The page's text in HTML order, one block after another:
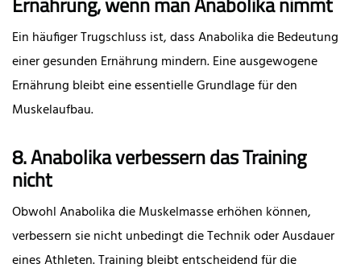
Ein häufiger Trugschluss ist, dass Anabolika die Bedeutung
einer gesunden Ernährung mindern. Eine ausgewogene
Ernährung bleibt eine essentielle Grundlage für den
Muskelaufbau.
8. Anabolika verbessern das Training
nicht
Obwohl Anabolika die Muskelmasse erhöhen können,
verbessern sie nicht unbedingt die Technik oder Ausdauer
eines Athleten. Training bleibt entscheidend für die